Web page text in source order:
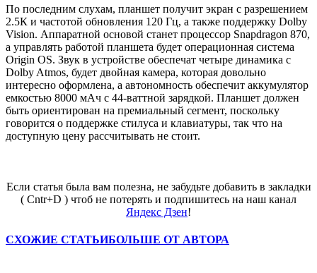
По последним слухам, планшет получит экран с разрешением
2.5К и частотой обновления 120 Гц, а также поддержку Dolby
Vision. Аппаратной основой станет процессор Snapdragon 870,
а управлять работой планшета будет операционная система
Origin OS. Звук в устройстве обеспечат четыре динамика с
Dolby Atmos, будет двойная камера, которая довольно
интересно оформлена, а автономность обеспечит аккумулятор
емкостью 8000 мАч с 44-ваттной зарядкой. Планшет должен
быть ориентирован на премиальный сегмент, поскольку
говорится о поддержке стилуса и клавиатуры, так что на
доступную цену рассчитывать не стоит.
Если статья была вам полезна, не забудьте добавить в закладки
( Cntr+D ) чтоб не потерять и подпишитесь на наш канал
Яндекс Дзен!
СХОЖИЕ СТАТЬИБОЛЬШЕ ОТ АВТОРА